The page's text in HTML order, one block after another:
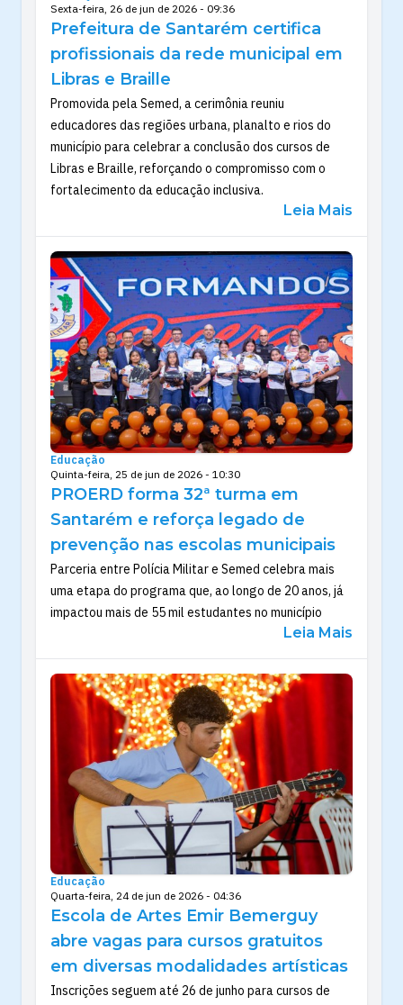
Sexta-feira, 26 de jun de 2026 - 09:36
Prefeitura de Santarém certifica
profissionais da rede municipal em
Libras e Braille
Promovida pela Semed, a cerimônia reuniu
educadores das regiões urbana, planalto e rios do
município para celebrar a conclusão dos cursos de
Libras e Braille, reforçando o compromisso com o
fortalecimento da educação inclusiva.
Leia Mais
Educação
Quinta-feira, 25 de jun de 2026 - 10:30
PROERD forma 32ª turma em
Santarém e reforça legado de
prevenção nas escolas municipais
Parceria entre Polícia Militar e Semed celebra mais
uma etapa do programa que, ao longo de 20 anos, já
impactou mais de 55 mil estudantes no município
Leia Mais
Educação
Quarta-feira, 24 de jun de 2026 - 04:36
Escola de Artes Emir Bemerguy
abre vagas para cursos gratuitos
em diversas modalidades artísticas
Inscrições seguem até 26 de junho para cursos de